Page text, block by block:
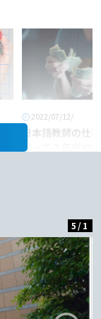
2022/07/12/
日本語教師の仕
料って？年収や
5 /1